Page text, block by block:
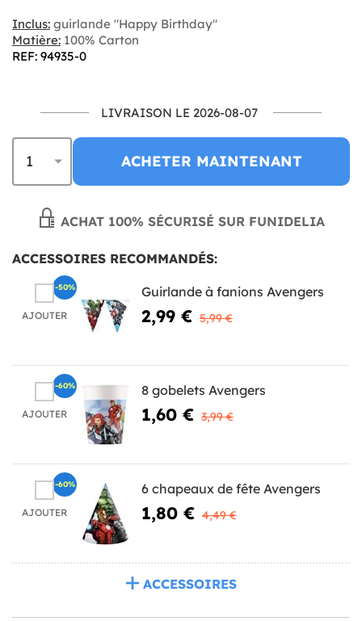
Inclus: guirlande "Happy Birthday"
Matière: 100% Carton
REF: 94935-0
LIVRAISON LE 2026-08-07
ACHETER MAINTENANT
ACHAT 100% SÉCURISÉ SUR FUNIDELIA
ACCESSOIRES RECOMMANDÉS:
AJOUTER
Guirlande à fanions Avengers
2,99 € 5,99 €
-50%
AJOUTER
8 gobelets Avengers
1,60 € 3,99 €
-60%
AJOUTER
6 chapeaux de fête Avengers
1,80 € 4,49 €
-60%
ACCESSOIRES